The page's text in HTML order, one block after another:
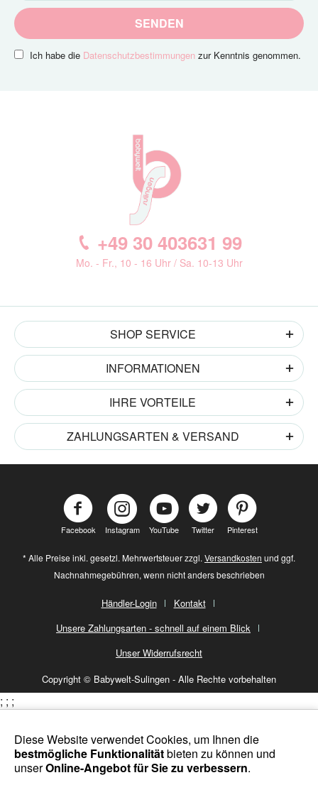
SENDEN
Ich habe die Datenschutzbestimmungen zur Kenntnis genommen.
+49 30 403631 99
Mo. - Fr., 10 - 16 Uhr / Sa. 10-13 Uhr
SHOP SERVICE
INFORMATIONEN
IHRE VORTEILE
ZAHLUNGSARTEN & VERSAND
Facebook Instagram YouTube Twitter Pinterest
* Alle Preise inkl. gesetzl. Mehrwertsteuer zzgl. Versandkosten und ggf.
Nachnahmegebühren, wenn nicht anders beschrieben
Händler-Login
Kontakt
Unsere Zahlungsarten - schnell auf einem Blick
Unser Widerrufsrecht
Copyright © Babywelt-Sulingen - Alle Rechte vorbehalten
Diese Website verwendet Cookies, um Ihnen die
bestmögliche Funktionalitätbieten zu können und
unserOnline-Angebot für Sie zu verbessern.
; ; ;